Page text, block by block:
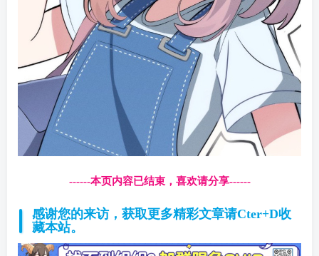
------本页内容已结束，喜欢请分享------
感谢您的来访，获取更多精彩文章请Cter+D收
藏本站。